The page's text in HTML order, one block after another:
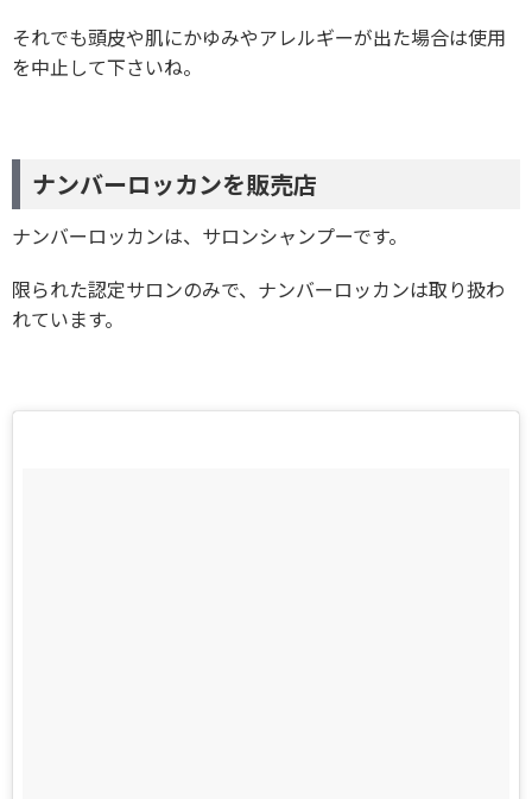
それでも頭皮や肌にかゆみやアレルギーが出た場合は使用
を中止して下さいね。
ナンバーロッカンを販売店
ナンバーロッカンは、サロンシャンプーです。
限られた認定サロンのみで、ナンバーロッカンは取り扱わ
れています。